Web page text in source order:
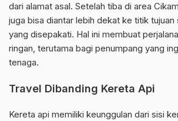
dari alamat asal. Setelah tiba di area
juga bisa diantar lebih dekat ke titik tujuan
yang disepakati. Hal ini membuat
ringan, terutama bagi penumpang yang
tenaga.
Travel Dibanding Kereta Api
Kereta api memiliki keunggulan dari sisi